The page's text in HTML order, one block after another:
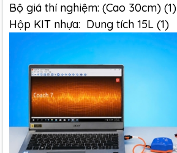
Bộ giá thí nghiệm: (Cao 30cm) (1)
Hộp KIT nhựa: Dung tích 15L (1)